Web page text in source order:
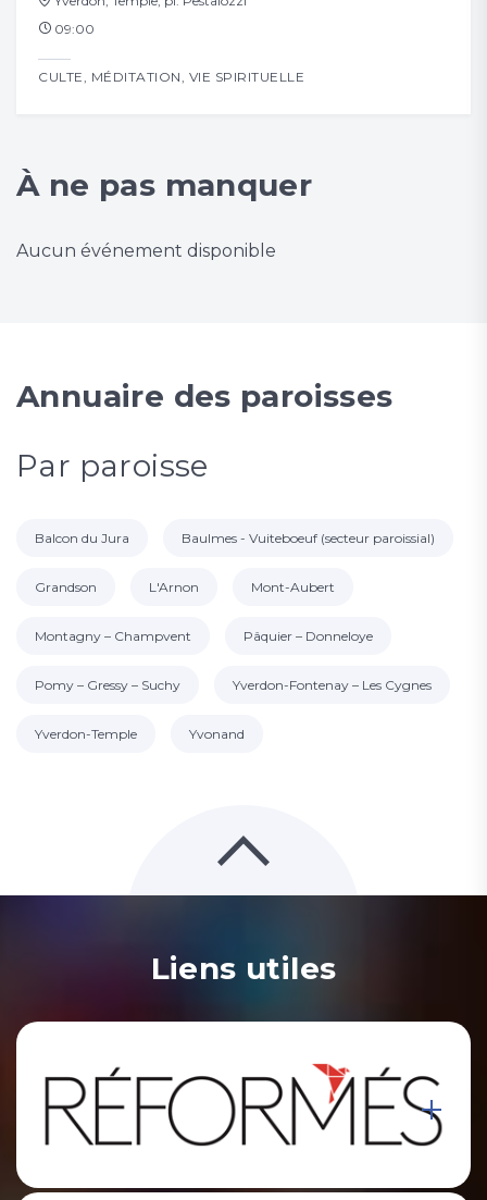
09:00
CULTE MÉDITATION VIE SPIRITUELLE
À ne pas manquer
Aucun événement disponible
Annuaire des paroisses
Par paroisse
Balcon du Jura Baulmes - Vuiteboeuf (secteur paroissial)
Grandson L'Arnon Mont-Aubert
Montagny – Champvent Pâquier – Donneloye
Pomy – Gressy – Suchy Yverdon-Fontenay – Les Cygnes
Yverdon-Temple Yvonand
Liens utiles